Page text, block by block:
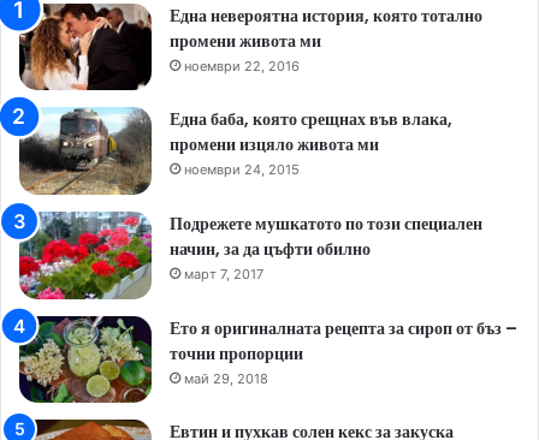
Една невероятна история, която тотално
промени живота ми
ноември 22, 2016
Една баба, която срещнах във влака,
промени изцяло живота ми
ноември 24, 2015
Подрежете мушкатото по този специален
начин, за да цъфти обилно
март 7, 2017
Ето я оригиналната рецепта за сироп от бъз –
точни пропорции
май 29, 2018
Евтин и пухкав солен кекс за закуска